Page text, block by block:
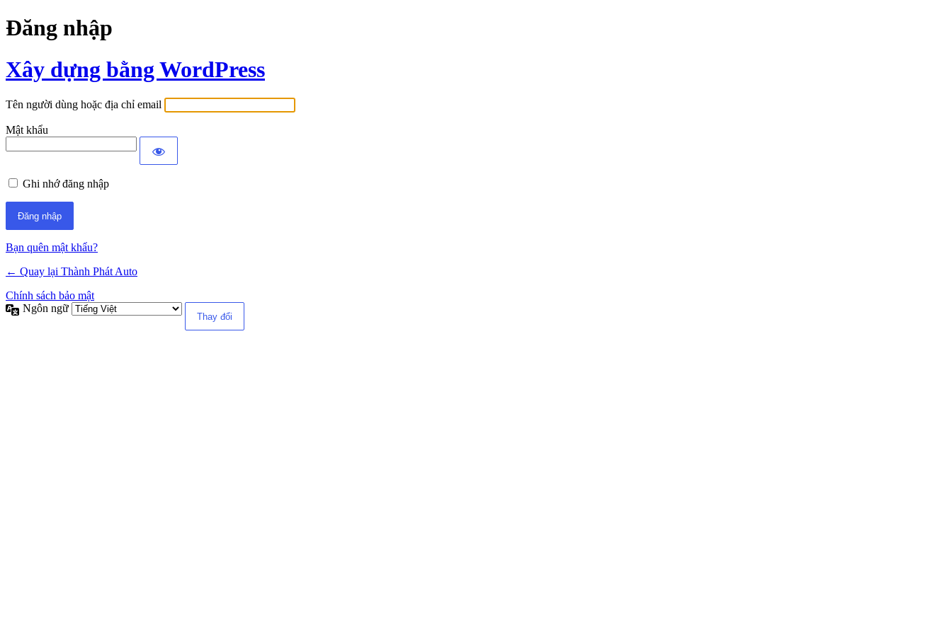
Đăng nhập
Xây dựng bằng WordPress
Tên người dùng hoặc địa chỉ email
Mật khẩu
Ghi nhớ đăng nhập
Bạn quên mật khẩu?
← Quay lại Thành Phát Auto
Chính sách bảo mật
Ngôn ngữ